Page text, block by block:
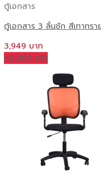
ตู้เอกสาร
ตู้เอกสาร 3 ลิ้นชัก สีเทาทรา
3,949
หยิบใส่ตะกร้า